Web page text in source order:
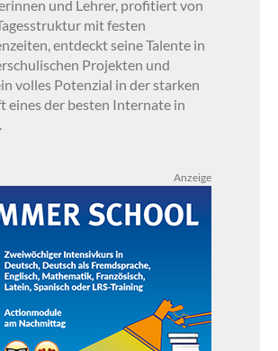
und Lehrer, profitiert von
mit festen
entdeckt seine Talente in
Projekten und
volles Potenzial in der starken
eines der besten Internate in
Anzeige